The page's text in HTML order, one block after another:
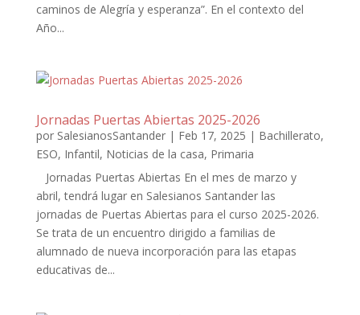
caminos de Alegría y esperanza”. En el contexto del
Año...
Jornadas Puertas Abiertas 2025-2026
por SalesianosSantander| Feb 17, 2025 | Bachillerato,
ESO, Infantil, Noticias de la casa, Primaria
Jornadas Puertas Abiertas En el mes de marzo y
abril, tendrá lugar en Salesianos Santander las
jornadas de Puertas Abiertas para el curso 2025-2026.
Se trata de un encuentro dirigido a familias de
alumnado de nueva incorporación para las etapas
educativas de...